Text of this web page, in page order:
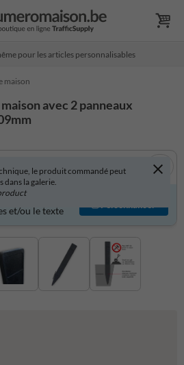
pour les articles personnalisables
maison
avec 2 panneaux
le produit commandé peut
dans la galerie.
et/ou le texte
Personnaliser